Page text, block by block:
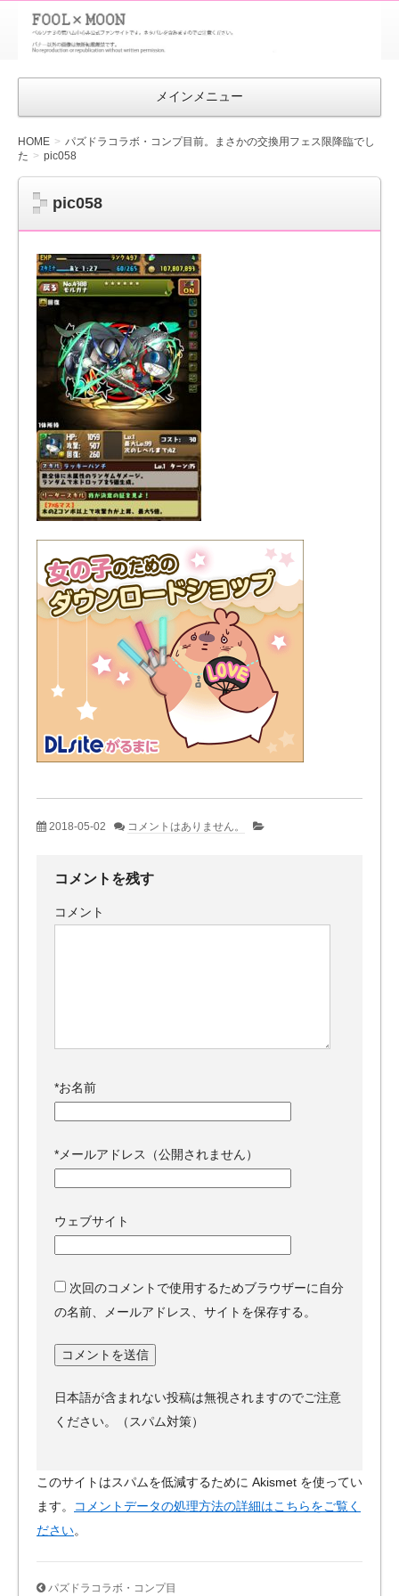
FOOL×MOON
｜ペルソナ
3 荒ハム中
メインメニュー
HOME
パズドラコラボ・コンプ目前。まさかの交換用フェス限降臨でし
た
pic058
pic058
2018-05-02 コメントはありません。
コメントを残す
コメント
*お名前
* メールアドレス（公開されません）
ウェブサイト
次回のコメントで使用するためブラウザーに自分
の名前、メールアドレス、サイトを保存する。
日本語が含まれない投稿は無視されますのでご注意
ください。（スパム対策）
このサイトはスパムを低減するために Akismet を使ってい
ます。
コメントデータの処理方法の詳細はこちらをご覧く
ださい。
パズドラコラボ・コンプ目